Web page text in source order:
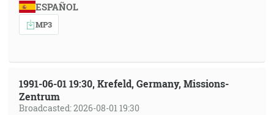
ESPAÑOL
MP3
1991-06-01 19:30, Krefeld, Germany, Missions-
Zentrum
Broadcasted: 2026-08-01 19:30